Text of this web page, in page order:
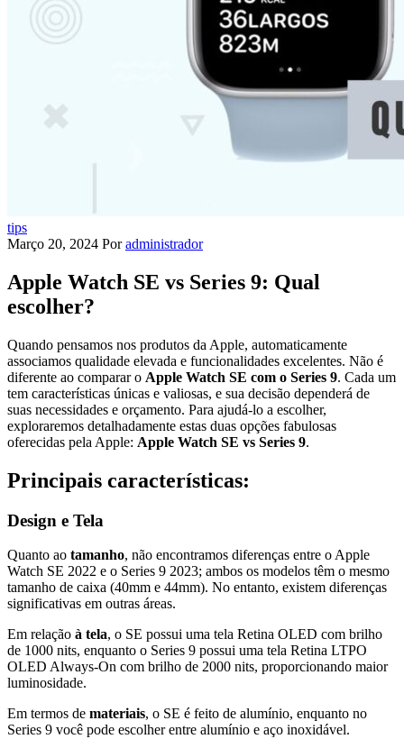
tips
Março 20, 2024 Por administrador
Apple Watch SE vs Series 9: Qual
escolher?
Quando pensamos nos produtos da Apple, automaticamente
associamos qualidade elevada e funcionalidades excelentes. Não é
diferente ao comparar o Apple Watch SE com o Series 9. Cada um
tem características únicas e valiosas, e sua decisão dependerá de
suas necessidades e orçamento. Para ajudá-lo a escolher,
exploraremos detalhadamente estas duas opções fabulosas
oferecidas pela Apple: Apple Watch SE vs Series 9.
Principais características:
Design e Tela
Quanto ao tamanho, não encontramos diferenças entre o Apple
Watch SE 2022 e o Series 9 2023; ambos os modelos têm o mesmo
tamanho de caixa (40mm e 44mm). No entanto, existem diferenças
significativas em outras áreas.
Em relação à tela, o SE possui uma tela Retina OLED com brilho
de 1000 nits, enquanto o Series 9 possui uma tela Retina LTPO
OLED Always-On com brilho de 2000 nits, proporcionando maior
luminosidade.
Em termos de materiais, o SE é feito de alumínio, enquanto no
Series 9 você pode escolher entre alumínio e aço inoxidável.